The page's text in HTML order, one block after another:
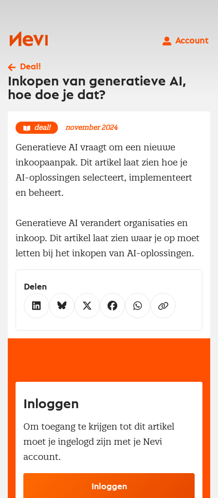
Nevi
Account
Deal!
Inkopen van generatieve AI,
hoe doe je dat?
deal! november 2024
Generatieve AI vraagt om een nieuwe
inkoopaanpak. Dit artikel laat zien hoe je
AI-oplossingen selecteert, implementeert
en beheert.
Generatieve AI verandert organisaties en
inkoop. Dit artikel laat zien waar je op moet
letten bij het inkopen van AI-oplossingen.
Delen
Inloggen
Om toegang te krijgen tot dit artikel
moet je ingelogd zijn met je Nevi
account.
Inloggen